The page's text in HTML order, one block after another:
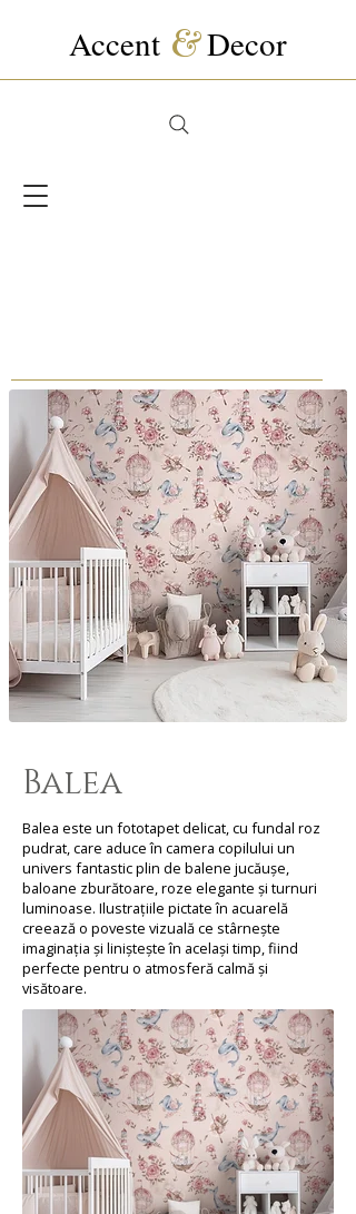
Accent &Decor
Balea
Balea este un fototapet delicat, cu fundal roz
pudrat, care aduce în camera copilului un
univers fantastic plin de balene jucăușe,
baloane zburătoare, roze elegante și turnuri
luminoase. Ilustrațiile pictate în acuarelă
creează o poveste vizuală ce stârnește
imaginația și liniștește în același timp, fiind
perfecte pentru o atmosferă calmă și
visătoare.